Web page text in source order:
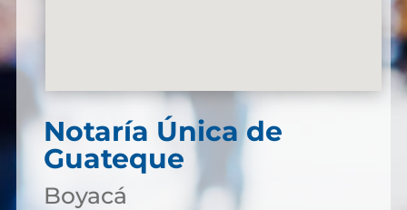
Notaría Única de
Guateque
Boyacá